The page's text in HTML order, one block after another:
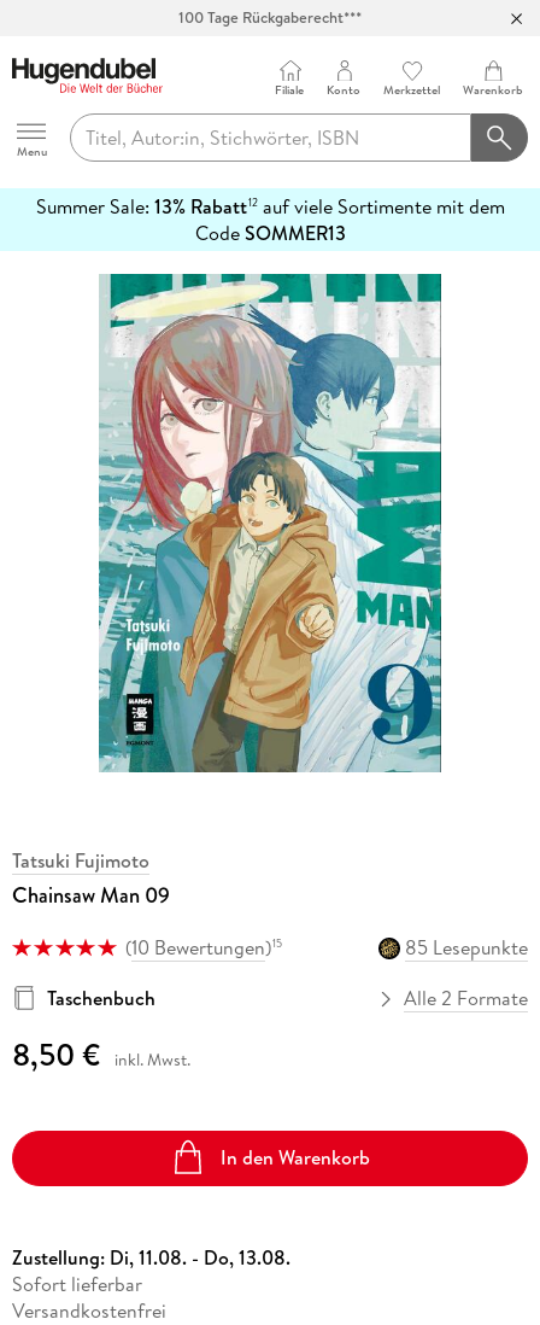
100 Tage Rückgaberecht***
Hugendubel
Menu
Filiale Konto Merkzettel Warenkorb
Summer Sale: 13% Rabatt12auf viele Sortimente mit dem
CodeSOMMER13
erfahren
Tatsuki Fujimoto
Chainsaw Man 09
(10 Bewertungen)15
85 Lesepunkte
Taschenbuch
Alle 2 Formate
8,50 € inkl. Mwst.
In den Warenkorb
Zustellung: Di, 11.08. - Do, 13.08.
Sofort lieferbar
Versandkostenfrei